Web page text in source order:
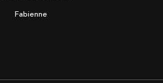
Fabienne